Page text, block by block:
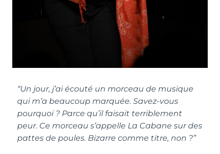
“Un jour, j’ai écouté un morceau de musique
qui m’a beaucoup marquée. Savez-vous
pourquoi ? Parce qu’il faisait terriblement
peur. Ce morceau s’appelle La Cabane sur des
pattes de poules. Bizarre comme titre, non ?”